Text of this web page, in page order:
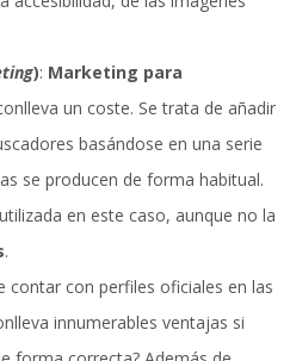
): Marketing para
un coste. Se trata de añadir
basándose en una serie
se producen de forma habitual.
en este caso, aunque no la
.
contar con perfiles oficiales en las
innumerables ventajas si